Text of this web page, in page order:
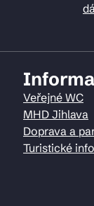
Veřejné WC
MHD Jihlava
Doprava a
Turistické